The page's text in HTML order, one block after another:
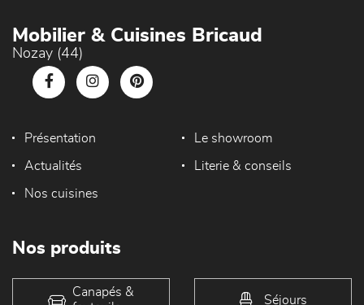
Mobilier & Cuisines Bricaud
Nozay (44)
Présentation Le showroom
Actualités Literie & conseils
Nos cuisines
Nos produits
Canapés &
Séjours